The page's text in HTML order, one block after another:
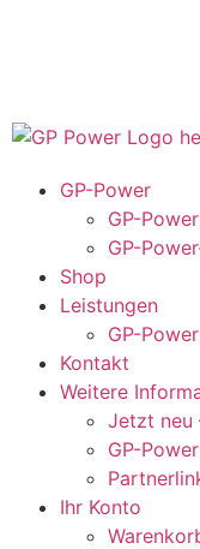
GP-Power
GP-
GP-
Shop
Leistungen
GP-
Kontakt
Weitere
Jetzt neu
GP-
Ihr Konto